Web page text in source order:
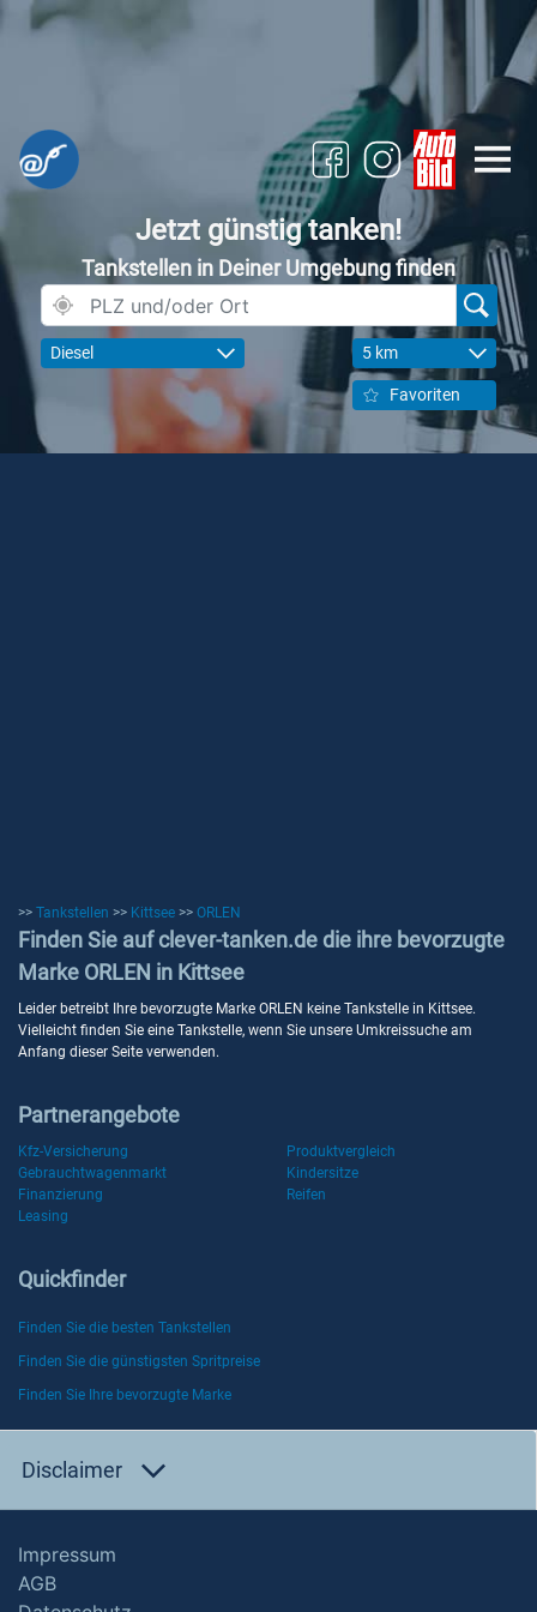
Jetzt günstig tanken!
Tankstellen in Deiner Umgebung finden
Diesel 5 km
Favoriten
>> Tankstellen >> Kittsee >> ORLEN
Finden Sie auf clever-tanken.de die ihre bevorzugte
Marke ORLEN in Kittsee
Leider betreibt Ihre bevorzugte Marke ORLEN keine Tankstelle in Kittsee.
Vielleicht finden Sie eine Tankstelle, wenn Sie unsere Umkreissuche am
Anfang dieser Seite verwenden.
Partnerangebote
Kfz-Versicherung
Produktvergleich
Gebrauchtwagenmarkt
Kindersitze
Finanzierung
Reifen
Leasing
Quickfinder
Finden Sie die besten Tankstellen
Finden Sie die günstigsten Spritpreise
Finden Sie Ihre bevorzugte Marke
Disclaimer
Impressum
AGB